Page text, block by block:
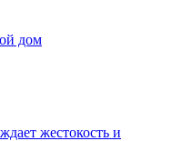
дом
жестокость и